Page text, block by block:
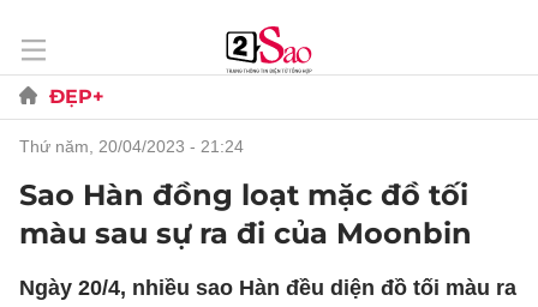
ĐẸP+
thứ năm, 20/04/2023 - 21:24
Sao Hàn đồng loạt mặc đồ tối
màu sau sự ra đi của Moonbin
Ngày 20/4, nhiều sao Hàn đều diện đồ tối màu ra